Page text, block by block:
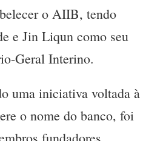
o AIIB, tendo
e Jin Liqun como seu
Geral Interino.
uma iniciativa voltada à
o nome do banco, foi